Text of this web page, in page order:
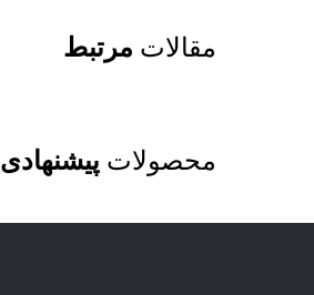
مقالات مرتبط
محصولات پیشنهادی